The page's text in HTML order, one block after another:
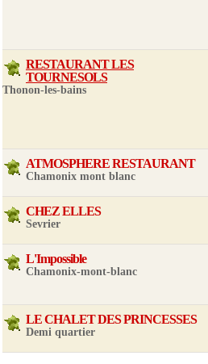
RESTAURANT LES
TOURNESOLS
Thonon-les-bains
ATMOSPHERE RESTAURANT
Chamonix mont blanc
CHEZ ELLES
Sevrier
L'Impossible
Chamonix-mont-blanc
LE CHALET DES PRINCESSES
Demi quartier